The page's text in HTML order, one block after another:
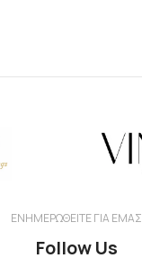
ΕΝΗΜΕΡΩΘΕΙΤΕ ΓΙΑ ΕΜΑΣ
Follow Us